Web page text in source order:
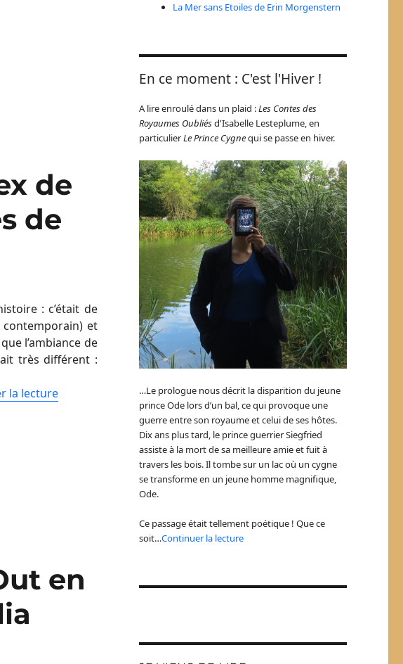
de
de
: c’était de
et
l’ambiance de
très différent :
la lecture
en
La Mer sans Etoiles de Erin Morgenstern
En ce moment : C'est l'Hiver !
A lire enroulé dans un plaid :Les Contes des
Royaumes Oubliésd'Isabelle Lesteplume, en
particulierLe Prince Cygnequi se passe en hiver.
…Le prologue nous décrit la disparition du jeune
prince Ode lors d’un bal, ce qui provoque une
guerre entre son royaume et celui de ses hôtes.
Dix ans plus tard, le prince guerrier Siegfried
assiste à la mort de sa meilleure amie et fuit à
travers les bois. Il tombe sur un lac où un cygne
se transforme en un jeune homme magnifique,
Ode.
Ce passage était tellement poétique ! Que ce
soit…Continuer la lecture